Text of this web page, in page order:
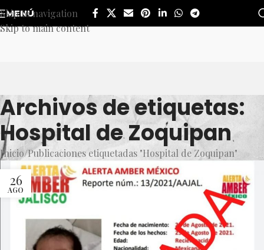
Skip to navigation
Skip to main content
MENÚ
Archivos de etiquetas:
Hospital de Zoquipan
Inicio Publicaciones etiquetadas "Hospital de Zoquipan"
26
AGO